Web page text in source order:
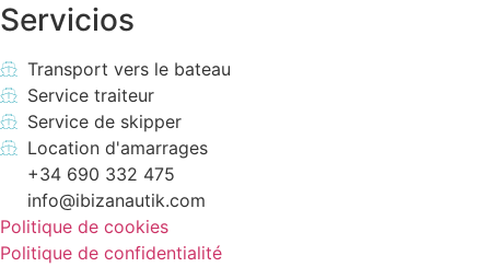
Servicios
Transport vers le bateau
Service traiteur
Service de skipper
Location d'amarrages
+34 690 332 475
info@ibizanautik.com
Politique de cookies
Politique de confidentialité